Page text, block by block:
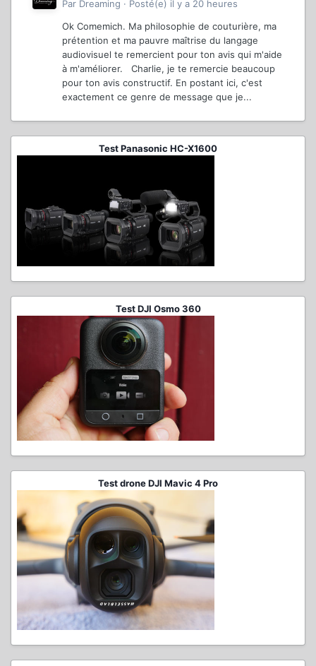
Par Dreaming · Posté(e) il y a 20 heures
Ok Comemich. Ma philosophie de couturière, ma
prétention et ma pauvre maîtrise du langage
audiovisuel te remercient pour ton avis qui m'aide
à m'améliorer. Charlie, je te remercie beaucoup
pour ton avis constructif. En postant ici, c'est
exactement ce genre de message que je...
Test Panasonic HC-X1600
Test DJI Osmo 360
Test drone DJI Mavic 4 Pro